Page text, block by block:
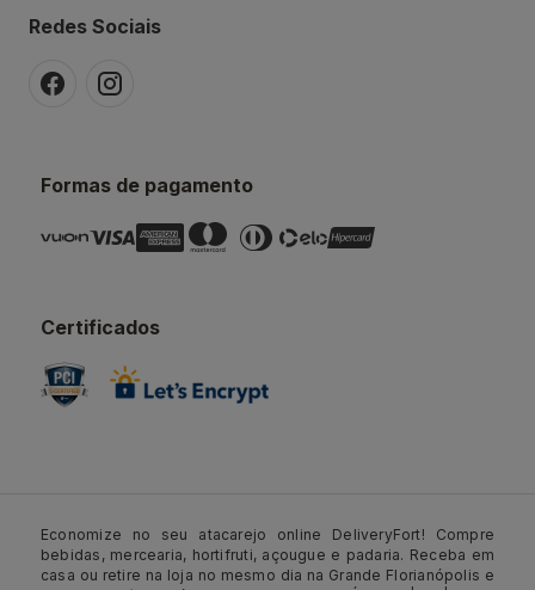
Redes Sociais
Formas de pagamento
Certificados
Economize no seu atacarejo online DeliveryFort! Compre
bebidas, mercearia, hortifruti, açougue e padaria. Receba em
casa ou retire na loja no mesmo dia na Grande Florianópolis e